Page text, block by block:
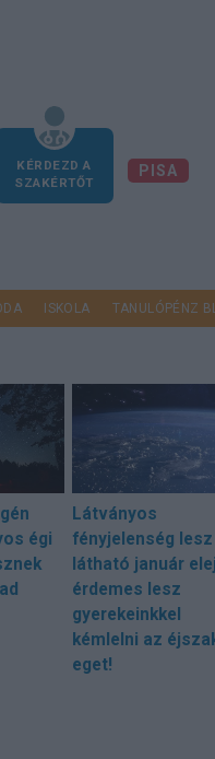
KÉRDEZD A
SZAKÉRTŐT
PISA
ISKOLA TANULÓPÉNZ
égi
Látványos
fényjelenség lesz
látható január
érdemes lesz
gyerekeinkkel
kémlelni az
eget!